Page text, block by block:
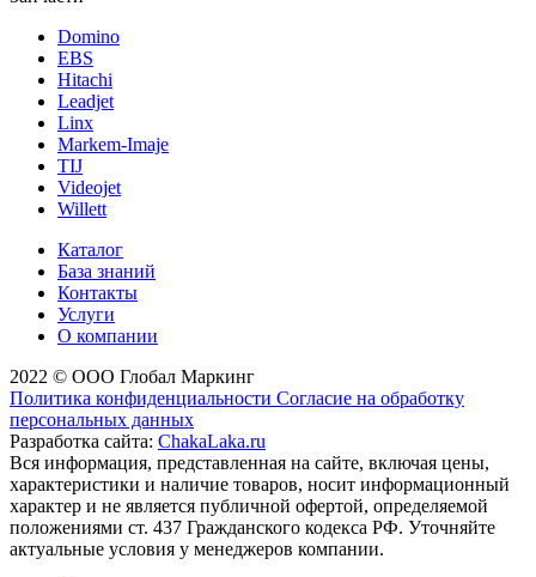
Domino
EBS
Hitachi
Leadjet
Linx
Markem-Imaje
TIJ
Videojet
Willett
Каталог
База знаний
Контакты
Услуги
О компании
2022 © ООО Глобал Маркинг
Политика конфиденциальности Согласие на обработку
персональных данных
Разработка сайта: ChakaLaka.ru
Вся информация, представленная на сайте, включая цены,
характеристики и наличие товаров, носит информационный
характер и не является публичной офертой, определяемой
положениями ст. 437 Гражданского кодекса РФ. Уточняйте
актуальные условия у менеджеров компании.